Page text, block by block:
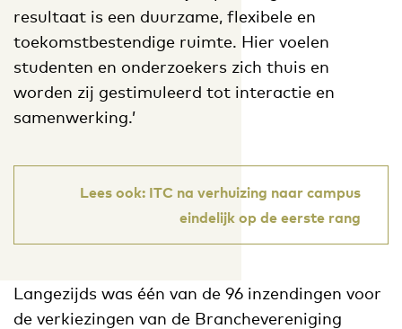
resultaat is een duurzame, flexibele en
toekomstbestendige ruimte. Hier voelen
studenten en onderzoekers zich thuis en
worden zij gestimuleerd tot interactie en
samenwerking.’
Lees ook: ITC na verhuizing naar campus
eindelijk op de eerste rang
Langezijds was één van de 96 inzendingen voor
de verkiezingen van de Branchevereniging